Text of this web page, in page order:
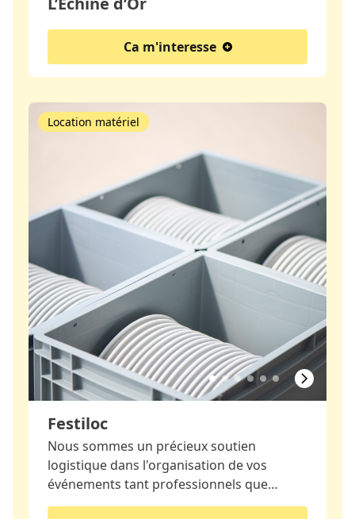
Ca m'interesse
Festiloc
Location matériel
Nous sommes un précieux soutien
logistique dans l'organisation de vos
événements tant professionnels que…